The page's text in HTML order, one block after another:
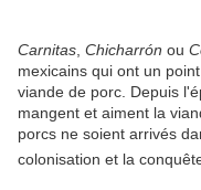
Carnitas Chicharrón ou
mexicains qui ont un
viande de porc. Depuis
mangent et aiment la
porcs ne soient arrivés
colonisation et la